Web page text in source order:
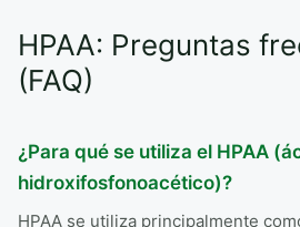
HPAA: Preguntas
(FAQ)
¿Para qué se utiliza el HPAA
hidroxifosfonoacético)?
HPAA se utiliza principalmente